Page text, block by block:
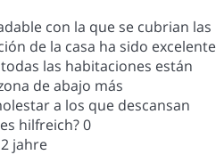
con la que se cubrian las
de la casa ha sido excelente
las habitaciones están
de abajo más
a los que descansan
hilfreich?0
2 jahre